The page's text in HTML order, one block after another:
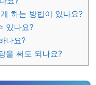
하는 방법이 있나요?
있나요?
나요?
을 써도 되나요?